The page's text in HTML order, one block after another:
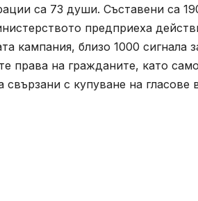
са 73 души. Съставени са
предприеха
кампания, близо 1000 сигнала
права на гражданите, като
свързани с купуване на